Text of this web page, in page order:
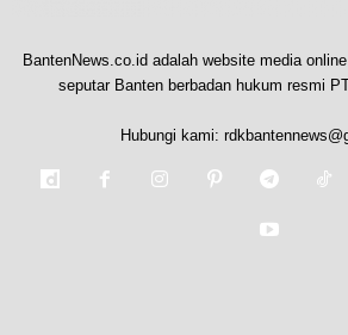
BantenNews.co.id adalah website media
seputar Banten berbadan hukum resmi
Hubungi kami: